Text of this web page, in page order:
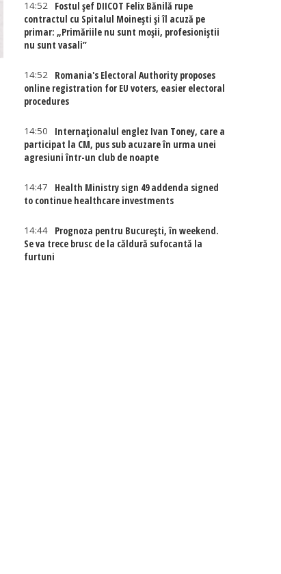
14:52
Fostul șef DIICOT Felix Bănilă rupe
contractul cu Spitalul Moinești și îl acuză pe
primar: „Primăriile nu sunt moșii, profesioniștii
nu sunt vasali”
14:52
Romania's Electoral Authority proposes
online registration for EU voters, easier electoral
procedures
14:50
Internaţionalul englez Ivan Toney, care a
participat la CM, pus sub acuzare în urma unei
agresiuni într-un club de noapte
14:47
Health Ministry sign 49 addenda signed
to continue healthcare investments
14:44
Prognoza pentru București, în weekend.
Se va trece brusc de la căldură sufocantă la
furtuni